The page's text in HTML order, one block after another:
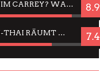
CÉSAR FÜR JIM CARREY? WARUM DAS EINER DER NERVIGSTEN ACTORS IST UND BLEIBT 8.9
JING JING: IN-THAI RÄUMT WIEDER TITEL AB – EIN ZWEI-STUNDEN-ERLEBNISBERICHT 7.4